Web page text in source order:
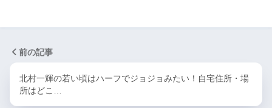
前の記事
北村一輝の若い頃はハーフでジョジョみたい！自宅住所・場
所はどこ…